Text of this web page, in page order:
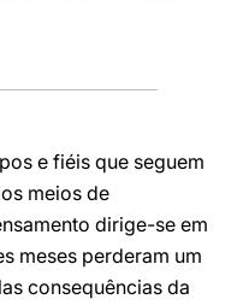
e fiéis que seguem
meios de
dirige-se em
meses perderam um
consequências da